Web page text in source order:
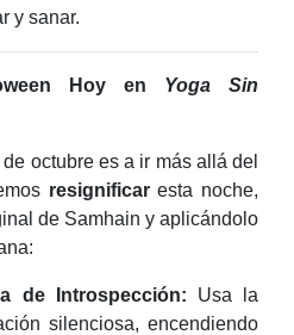
y sanar.
Hoy en Yoga Sin
octubre es a ir más allá del
resignificaresta noche,
de Samhain y aplicándolo
de Introspección: Usa la
silenciosa, encendiendo